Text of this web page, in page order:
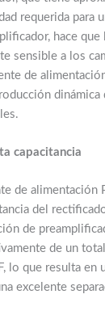
requerida para
hace que
sensible a los
de
dinámica
capacitancia
de alimentación
del
de
de un
lo que resulta en
excelente